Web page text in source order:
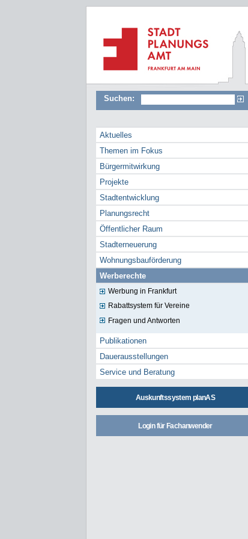
Suchen:
Aktuelles
Themen im Fokus
Bürgermitwirkung
Projekte
Stadtentwicklung
Planungsrecht
Öffentlicher Raum
Stadterneuerung
Wohnungsbauförderung
Werberechte
Werbung in Frankfurt
Rabattsystem für Vereine
Fragen und Antworten
Publikationen
Dauerausstellungen
Service und Beratung
Auskunftssystem planAS
Login für Fachanwender